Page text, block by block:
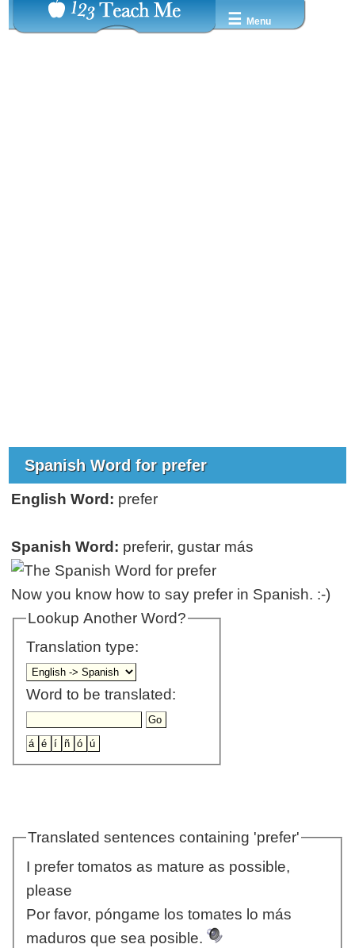
☰ Menu
Spanish Word for prefer
English Word: prefer
Spanish Word: preferir, gustar más
Now you know how to say prefer in Spanish. :-)
Lookup Another Word?
Translation type:
Word to be translated:
Translated sentences containing 'prefer'
I prefer tomatos as mature as possible,
please
Por favor, póngame los tomates lo más
maduros que sea posible.